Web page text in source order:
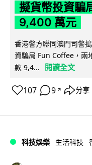
擬貨幣投資騙
9,400 萬元
香港警方聯同澳門司警
資騙局 Fun Coffee，兩
款 9,4...
閱讀全文
107 9 ↗ 分享
科技娛樂 生活科技